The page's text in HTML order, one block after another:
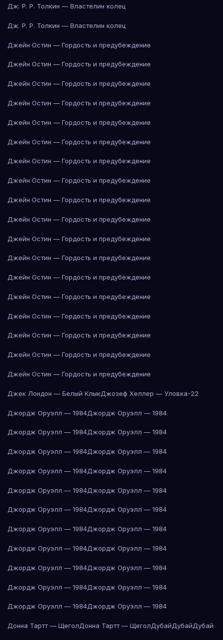
Дж. Р. Р. Толкин — Властелин колец
Дж. Р. Р. Толкин — Властелин колец
Джейн Остин — Гордость и предубеждение
Джейн Остин — Гордость и предубеждение
Джейн Остин — Гордость и предубеждение
Джейн Остин — Гордость и предубеждение
Джейн Остин — Гордость и предубеждение
Джейн Остин — Гордость и предубеждение
Джейн Остин — Гордость и предубеждение
Джейн Остин — Гордость и предубеждение
Джейн Остин — Гордость и предубеждение
Джейн Остин — Гордость и предубеждение
Джейн Остин — Гордость и предубеждение
Джейн Остин — Гордость и предубеждение
Джейн Остин — Гордость и предубеждение
Джейн Остин — Гордость и предубеждение
Джейн Остин — Гордость и предубеждение
Джейн Остин — Гордость и предубеждение
Джейн Остин — Гордость и предубеждение
Джейн Остин — Гордость и предубеждение
Джек Лондон — Белый КлыкДжозеф Хеллер — Уловка-22
Джордж Оруэлл — 1984Джордж Оруэлл — 1984
Джордж Оруэлл — 1984Джордж Оруэлл — 1984
Джордж Оруэлл — 1984Джордж Оруэлл — 1984
Джордж Оруэлл — 1984Джордж Оруэлл — 1984
Джордж Оруэлл — 1984Джордж Оруэлл — 1984
Джордж Оруэлл — 1984Джордж Оруэлл — 1984
Джордж Оруэлл — 1984Джордж Оруэлл — 1984
Джордж Оруэлл — 1984Джордж Оруэлл — 1984
Джордж Оруэлл — 1984Джордж Оруэлл — 1984
Джордж Оруэлл — 1984Джордж Оруэлл — 1984
Джордж Оруэлл — 1984Джордж Оруэлл — 1984
Донна Тартт — ЩеголДонна Тартт — ЩеголДубайДубайДубай